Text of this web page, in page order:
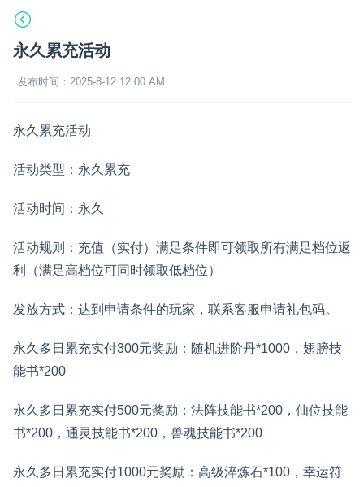
永久累充活动
发布时间：2025-8-12 12:00 AM
永久累充活动
活动类型：永久累充
活动时间：永久
活动规则：充值（实付）满足条件即可领取所有满足档位返
利（满足高档位可同时领取低档位）
发放方式：达到申请条件的玩家，联系客服申请礼包码。
永久多日累充实付300元奖励：随机进阶丹*1000，翅膀技
能书*200
永久多日累充实付500元奖励：法阵技能书*200，仙位技能
书*200，通灵技能书*200，兽魂技能书*200
永久多日累充实付1000元奖励：高级淬炼石*100，幸运符